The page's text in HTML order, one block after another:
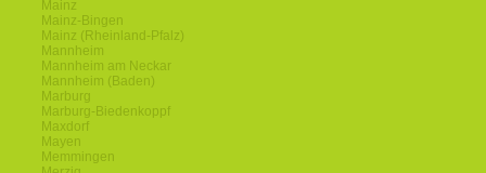
Mainz
Mainz-Bingen
Mainz (Rheinland-Pfalz)
Mannheim
Mannheim am Neckar
Mannheim (Baden)
Marburg
Marburg-Biedenkoppf
Maxdorf
Mayen
Memmingen